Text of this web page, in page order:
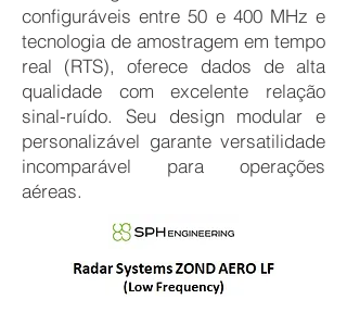
configuráveis entre 50 e 400 MHz e
tecnologia de amostragem em tempo
real (RTS), oferece dados de alta
qualidade com excelente relação
sinal-ruído. Seu design modular e
personalizável garante versatilidade
incomparável para operações
aéreas.